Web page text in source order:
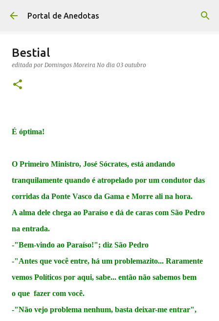
Avançar para o conteúdo principal
Portal de Anedotas
Bestial
editada por Domingos Moreira No dia 03 outubro
É óptima!
O Primeiro Ministro, José Sócrates, está andando
tranquilamente quando é atropelado por um condutor das
corridas da Ponte Vasco da Gama e Morre ali na hora.
A alma dele chega ao Paraíso e dá de caras com São Pedro
na entrada.
-"Bem-vindo ao Paraíso!"; diz São Pedro
-"Antes que você entre, há um problemazito... Raramente
vemos Políticos por aqui, sabe... então não sabemos bem
o que fazer com você.
-"Não vejo problema nenhum, basta deixar-me entrar",